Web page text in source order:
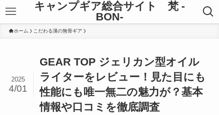
キャンプギア総合サイト 梵 -
BON-
ホーム こだわる漢の無骨ギア
GEAR TOP ジェリカン型オイル
ライターをレビュー！見た目にも
性能にも唯一無二の魅力が？基本
情報や口コミを徹底調査
2025
4/01